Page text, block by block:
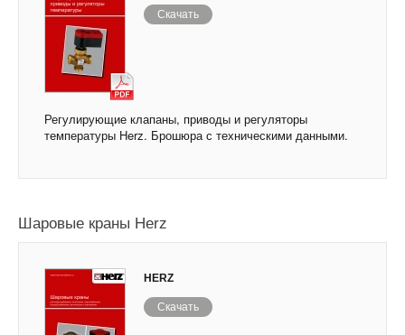
Скачать
Регулирующие клапаны, приводы и регуляторы
температуры Herz. Брошюра с техническими данными.
Шаровые краны Herz
HERZ
Скачать